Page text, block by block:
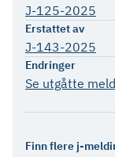
J-125-2025
Erstattet av
J-143-2025
Endringer
Se utgåtte
Finn flere j-